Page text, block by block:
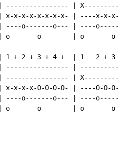
| ---------------- |
x-x-x-x-x-x-x-x- | ----x-x-x-
----o-------o--- | ----
o-------o------- | o-------
1 + 2 + 3 + 4 +  | 1   2 + 3 +
---------------- |
| ---------------- |
x-x-O-O-O-O- | ----O-O-O-
----o-------o--- | ----
o-------o------- | o-------